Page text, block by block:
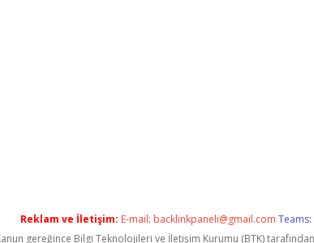
Reklam ve İletişim: E-mail: backlinkpaneli@gmail.com Teams:
Kanun gereğince Bilgi Teknolojileri ve İletişim Kurumu (BTK)